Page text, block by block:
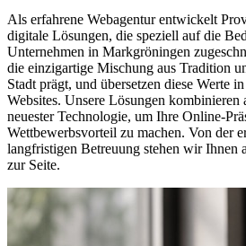
Als erfahrene Webagentur entwickelt
digitale Lösungen, die speziell auf die
Unternehmen in Markgröningen
die einzigartige Mischung aus Tradition
Stadt prägt, und übersetzen diese Werte
Websites. Unsere Lösungen kombinieren
neuester Technologie, um Ihre Online-
Wettbewerbsvorteil zu machen. Von der
langfristigen Betreuung stehen wir Ihnen
zur Seite.